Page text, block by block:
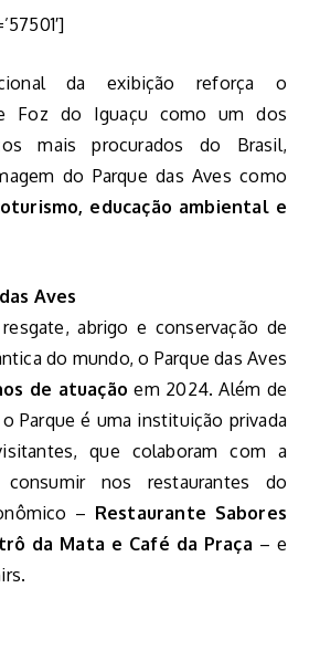
da exibição reforça o
Foz do Iguaçu como um dos
mais procurados do Brasil,
do Parque das Aves como
educação ambiental e
Aves
abrigo e conservação de
do mundo, o Parque das Aves
de atuação em 2024. Além de
Parque é uma instituição privada
que colaboram com a
consumir nos restaurantes do
– Restaurante Sabores
da Mata e Café da Praça – e